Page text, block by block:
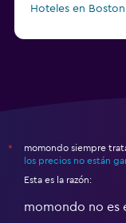
Hoteles en Boston
*
momondo siempre
los precios no están
Esta es la razón:
momondo no es